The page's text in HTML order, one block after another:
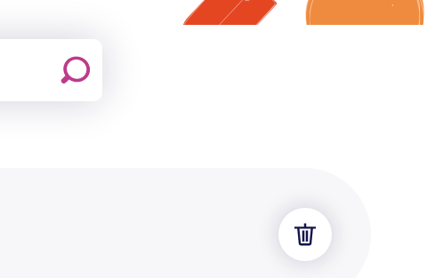
Rechercher
Effacer
les